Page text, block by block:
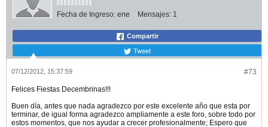
Fecha de Ingreso: ene Mensajes: 1
Compartir
Tweet
#73
07/12/2012, 15:37:59
Felices Fiestas Decembrinas!!!
Buen día, antes que nada agradezco por este excelente año que esta por
terminar, de igual forma agradezco ampliamente a este foro, sobre todo por
estos momentos, que nos ayudar a crecer profesionalmente; Espero que